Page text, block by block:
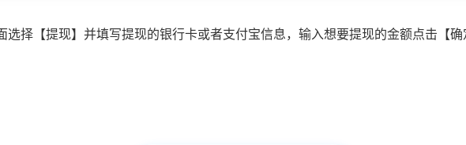
选择【提现】并填写提现的银行卡或者支付宝信息，输入想要提现的金额点击【